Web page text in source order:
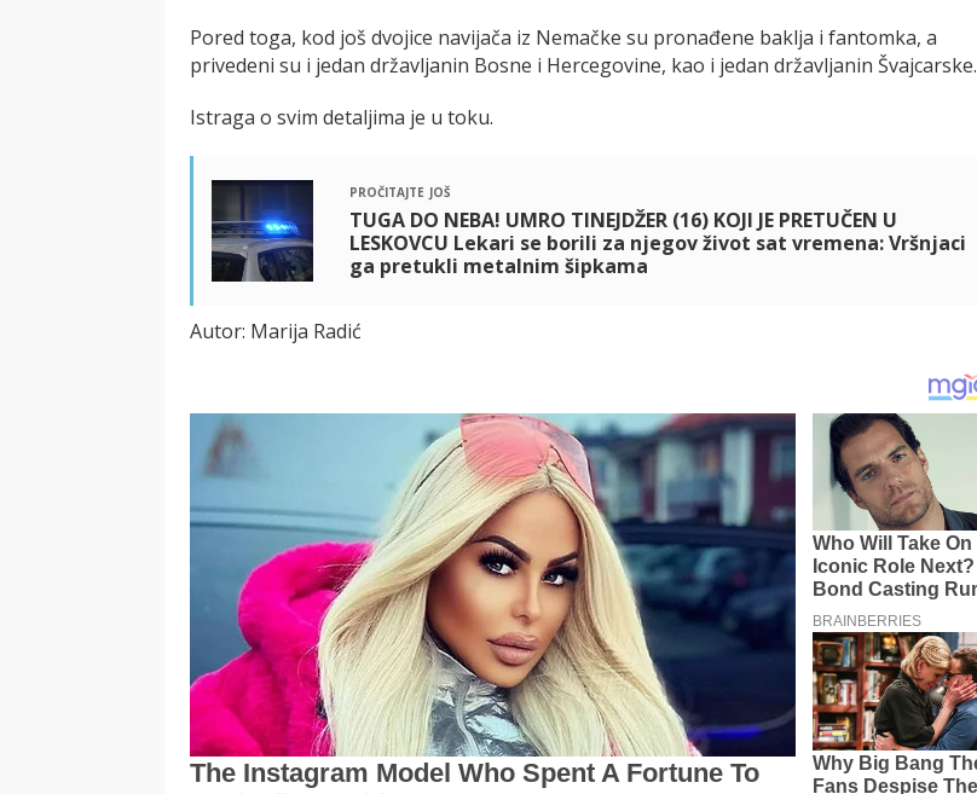
Pored toga, kod još dvojice navijača iz Nemačke su pronađene baklja i fantomka, a
privedeni su i jedan državljanin Bosne i Hercegovine, kao i jedan državljanin Švajcarske.
Istraga o svim detaljima je u toku.
pročitajte još
TUGA DO NEBA! UMRO TINEJDŽER (16) KOJI JE PRETUČEN U
LESKOVCU Lekari se borili za njegov život sat vremena: Vršnjaci
ga pretukli metalnim šipkama
Autor: Marija Radić